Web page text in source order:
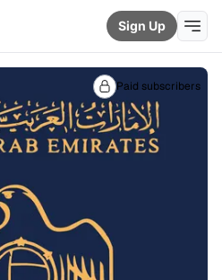
Sign Up
Paid subscribers